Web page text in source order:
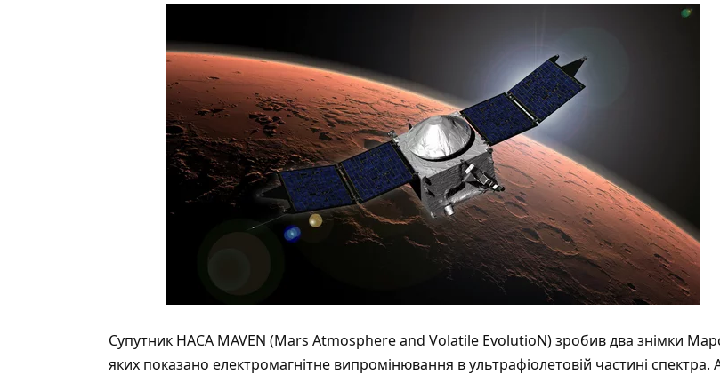
Супутник НАСА MAVEN (Mars Atmosphere and Volatile EvolutioN) зробив два знімки
яких показано електромагнітне випромінювання в ультрафіолетовій частині спектра.